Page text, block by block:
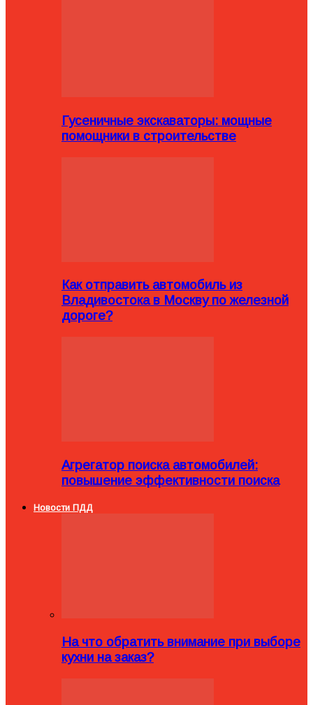
Гусеничные экскаваторы: мощные
помощники в строительстве
Как отправить автомобиль из
Владивостока в Москву по железной
дороге?
Агрегатор поиска автомобилей:
повышение эффективности поиска
Новости ПДД
На что обратить внимание при выборе
кухни на заказ?